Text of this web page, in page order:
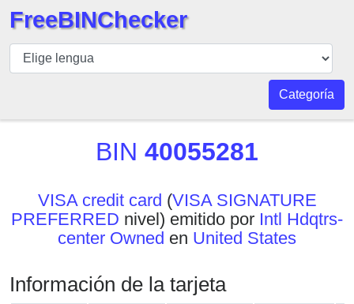
BIN
Inspector
BIN
Generator
BIN
Checker
FreeBINChecker
Categoría
BIN 40055281
VISA credit card (VISA SIGNATURE
PREFERRED nivel) emitido por Intl Hdqtrs-
center Owned en United States
Información de la tarjeta